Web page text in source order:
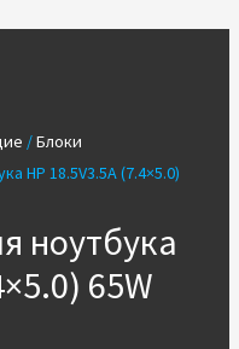
/Блоки
HP 18.5V3.5A (7.4×5.0)
ноутбука
65W